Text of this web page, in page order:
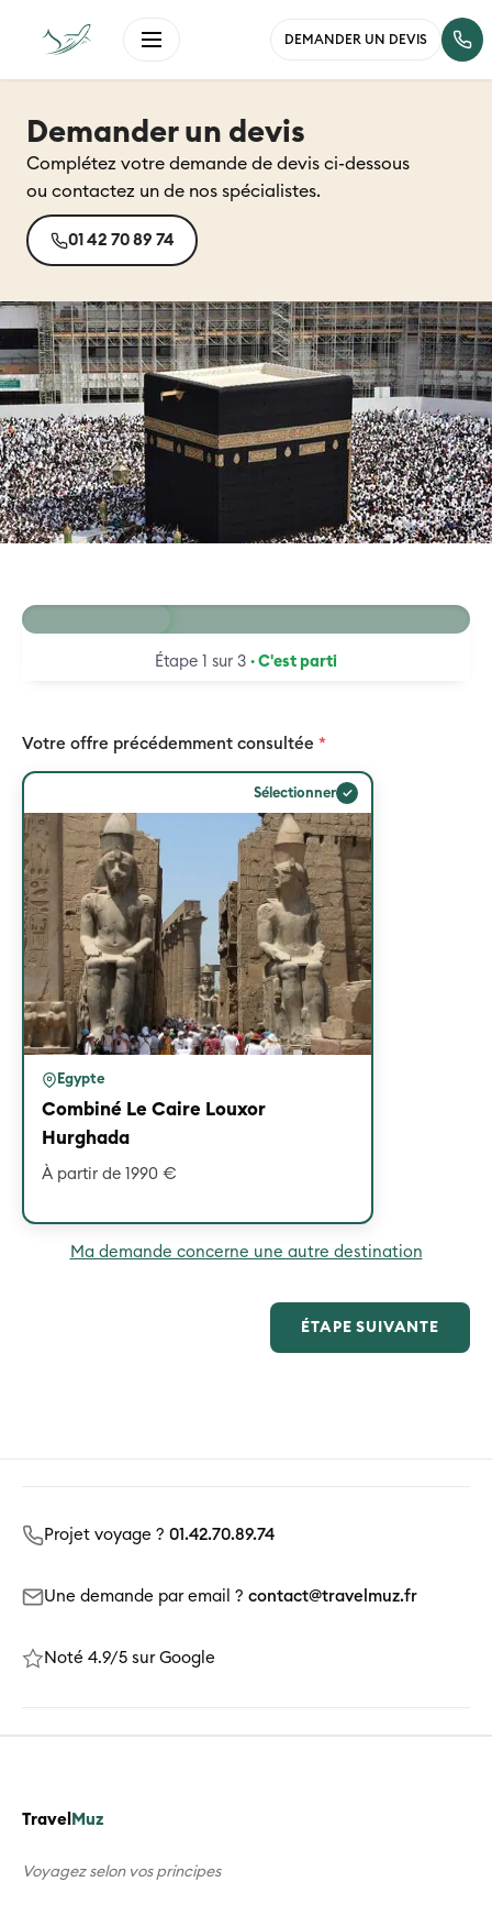
DEMANDER UN DEVIS
Demander un devis
Complétez votre demande de devis ci-dessous
ou contactez un de nos spécialistes.
01 42 70 89 74
Étape 1 sur 3 · C'est parti
Votre offre précédemment consultée *
Sélectionner ✓
Egypte
Combiné Le Caire Louxor
Hurghada
À partir de 1990 €
Ma demande concerne une autre destination
ÉTAPE SUIVANTE
Projet voyage ? 01.42.70.89.74
Une demande par email ? contact@travelmuz.fr
Noté 4.9/5 sur Google
Travel Muz
Voyagez selon vos principes